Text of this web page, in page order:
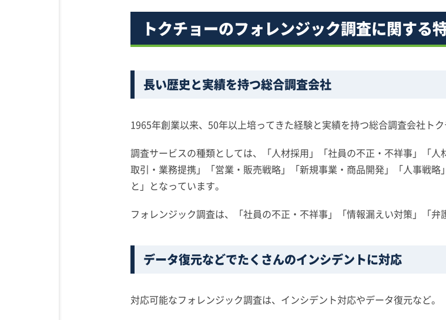
トクチョーのフォレンジック調査に関する
長い歴史と実績を持つ総合調査会社
1965年創業以来、50年以上培ってきた経験と実績を持つ総合調査会社トク
調査サービスの種類としては、「人材採用」「社員の不正・不祥事」「
取引・業務提携」「営業・販売戦略」「新規事業・商品開発」「人事戦
と」となっています。
フォレンジック調査は、「社員の不正・不祥事」「情報漏えい対策」「弁
データ復元などでたくさんのインシデントに対応
対応可能なフォレンジック調査は、インシデント対応やデータ復元など。